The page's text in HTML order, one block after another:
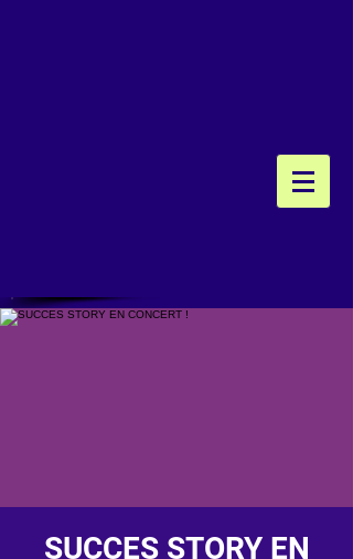
SUCCES STORY EN